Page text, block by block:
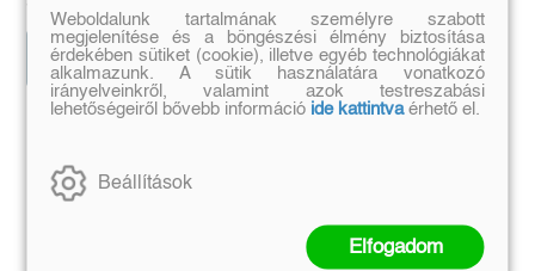
Kosárba
7 990 Ft
7 191 Ft
Előrendelem
Szerző további művei
Weboldalunk tartalmának személyre szabott
megjelenítése és a böngészési élmény biztosítása
érdekében sütiket (cookie), illetve egyéb technológiákat
alkalmazunk. A sütik használatára vonatkozó
irányelveinkről, valamint azok testreszabási
lehetőségeiről bővebb információ ide kattintvaérhető el.
Beállítások
Elfogadom